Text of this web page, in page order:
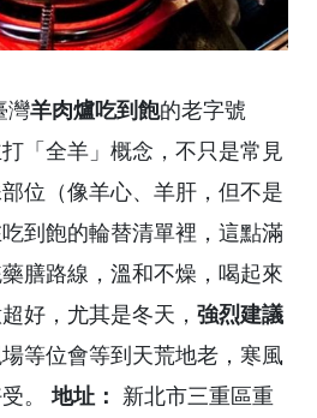
灣羊肉爐吃到飽的老字號
「全羊」概念，不只是常見
位（像羊心、羊肝，但不是
到飽的輪替清單裡，這點滿
膳路線，溫和不燥，喝起來
好，尤其是冬天， 強烈建議
場等位會等到天荒地老，寒風
受。地址： 新北市三重區重